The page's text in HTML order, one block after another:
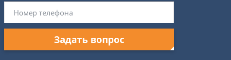
Задать вопрос